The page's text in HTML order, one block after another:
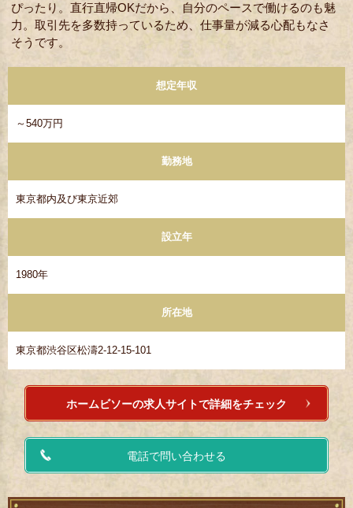
ぴったり。直行直帰OKだから、自分のペースで働けるのも魅
力。取引先を多数持っているため、仕事量が減る心配もなさ
そうです。
想定年収
～540万円
勤務地
東京都内及び東京近郊
設立年
1980年
所在地
東京都渋谷区松濤2-12-15-101
ホームビソーの求人サイトで詳細をチェック
電話で問い合わせる